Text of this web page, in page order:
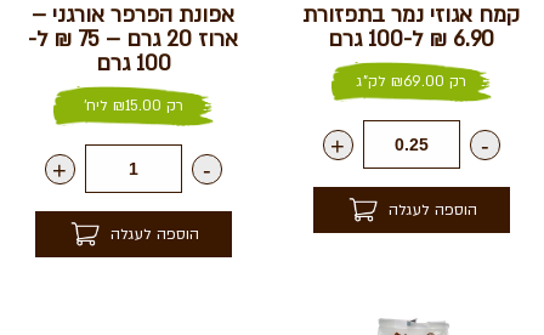
קמח אגוזי נמר בתפזורת
6.90 ₪ ל-100 גרם
רק ₪69.00 לק"ג
-
+
הוספה לעגלה
אפונת הפרפר אורגני –
ארוז 20 גרם – 75 ₪ ל-
100 גרם
רק ₪15.00 ליח'
-
+
הוספה לעגלה